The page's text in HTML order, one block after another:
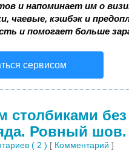
и напоминает им о
чаевые, кэшбэк и
и помогает больше
сервисом
столбиками
Ровный шов.
( 2 ) [ Комментарий ]